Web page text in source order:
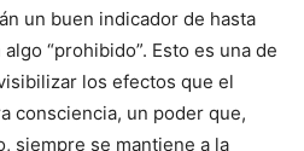
un buen indicador de hasta
“prohibido”. Esto es una de
los efectos que el
consciencia, un poder que,
siempre se mantiene a la